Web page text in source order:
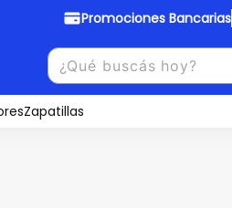
Promociones Bancarias
Crédito Coppel
Hasta
Zapatillas